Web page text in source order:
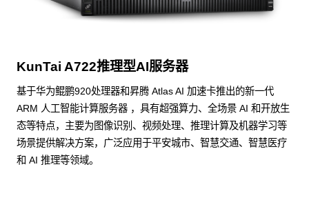
KunTai A722推理型AI服务器
基于华为鲲鹏920处理器和昇腾 Atlas AI 加速卡推出的新一代
ARM 人工智能计算服务器 ，具有超强算力、全场景 AI 和开放生
态等特点，主要为图像识别、视频处理、推理计算及机器学习等
场景提供解决方案，广泛应用于平安城市、智慧交通、智慧医疗
和 AI 推理等领域。